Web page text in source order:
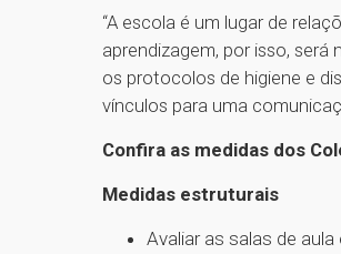
“A escola é um lugar de
aprendizagem, por isso,
os protocolos de higiene e
vínculos para uma
Confira as medidas dos
Medidas estruturais
Avaliar as salas de